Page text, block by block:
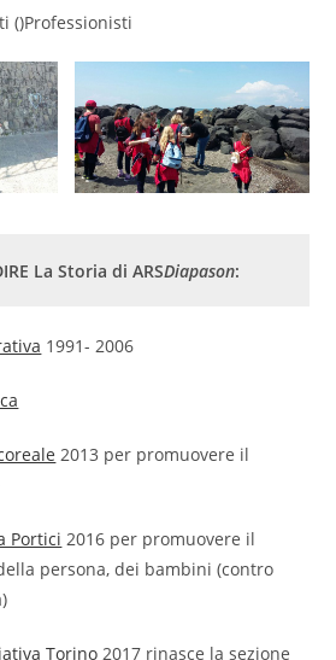
()Professionisti
La Storia di ARSDiapason:
1991- 2006
2013 per promuovere il
Portici 2016 per promuovere il
persona, dei bambini (contro
Torino 2017 rinasce la sezione